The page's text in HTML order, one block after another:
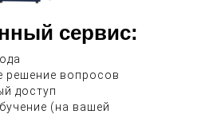
решение вопросов
доступ
(на вашей
сервис: